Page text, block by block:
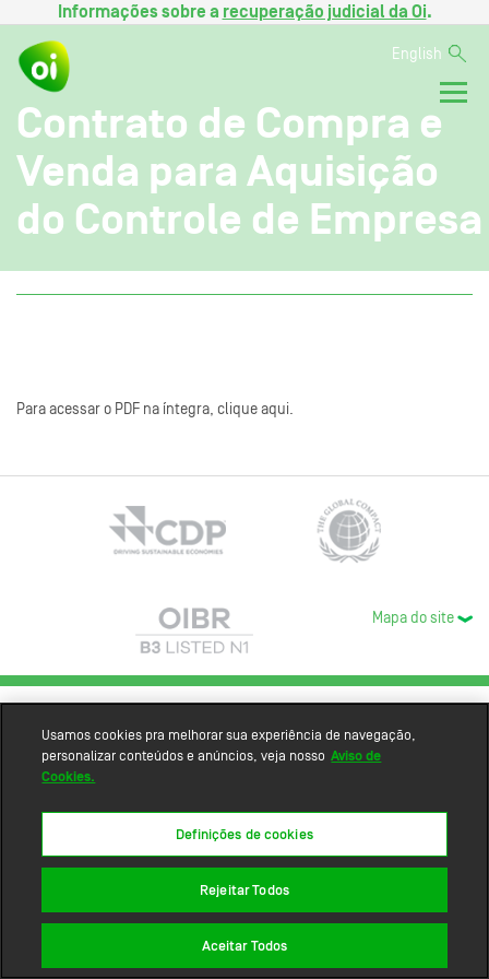
Informações sobre a recuperação judicial da Oi.
English
Contrato de Compra e
Venda para Aquisição
do Controle de Empresa
Para acessar o PDF na íntegra, clique aqui.
Mapa do site
Usamos cookies pra melhorar sua experiência de navegação,
personalizar conteúdos e anúncios, veja nosso Aviso de
Cookies.
Definições de cookies
Rejeitar Todos
Aceitar Todos